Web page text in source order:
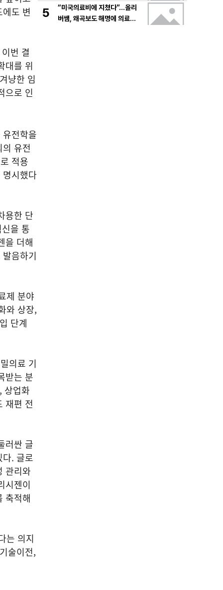
도 변
번 결
대를 위
냥한 임
으로 인
전학을
유전
적용
시했다
용한 단
을 통
을 더해
음하기
제 분야
와 상장,
단계
의료 기
받는 분
상업화
재편 전
러싼 글
. 글로
관리와
시젠이
축적해
는 의지
술이전,
로 물드는 가을의 하루
5
“미국의료비에 지쳤다”…올리
버쌤, 왜곡보도 해명에 의료시